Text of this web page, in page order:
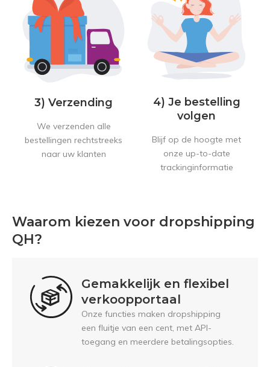
3) Verzending
We verzenden alle
bestellingen rechtstreeks
naar uw klanten
4) Je bestelling
volgen
Blijf op de hoogte met
onze up-to-date
trackinginformatie
Waarom kiezen voor dropshipping
QH?
Gemakkelijk en flexibel
verkoopportaal
Onze functies maken dropshipping
een fluitje van een cent, met API-
toegang en meerdere betalingsopties.